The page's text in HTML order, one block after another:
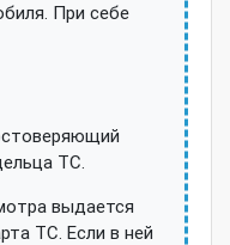
При себе
ТС.
выдается
ТС. Если в ней